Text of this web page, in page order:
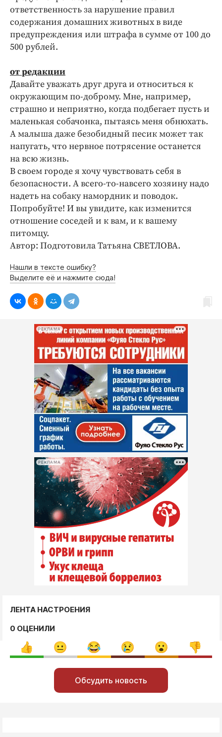
ответственность за нарушение правил
содержания домашних животных в виде
предупреждения или штрафа в сумме от 100 до
500 рублей.
от редакции
Давайте уважать друг друга и относиться к
окружающим по-доброму. Мне, например,
страшно и неприятно, когда подбегает пусть и
маленькая собачонка, пытаясь меня обнюхать.
А малыша даже безобидный песик может так
напугать, что нервное потрясение останется
на всю жизнь.
В своем городе я хочу чувствовать себя в
безопасности. А всего-то-навсего хозяину надо
надеть на собаку намордник и поводок.
Попробуйте! И вы увидите, как изменится
отношение соседей и к вам, и к вашему
питомцу.
Автор: Подготовила Татьяна СВЕТЛОВА.
Нашли в тексте ошибку?
Выделите её и нажмите сюда!
РЕКЛАМА
РЕКЛАМА
ЛЕНТА НАСТРОЕНИЯ
0 ОЦЕНИЛИ
Обсудить новость